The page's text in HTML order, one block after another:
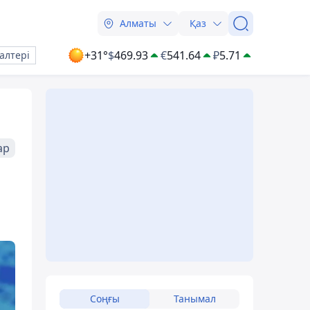
Алматы Қаз
+31°$469.93 €541.64 ₽5.71
Соңғы Танымал